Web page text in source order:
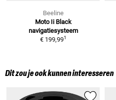
Beeline
Moto Ii Black
navigatiesysteem
€ 199,991
Dit zou je ook kunnen interesseren